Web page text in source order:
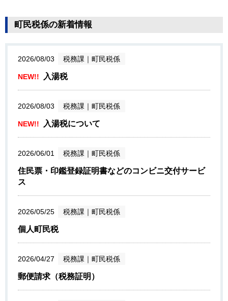
町民税係の新着情報
2026/08/03 税務課 ｜ 町民税係
NEW!! 入湯税
2026/08/03 税務課 ｜ 町民税係
NEW!! 入湯税について
2026/06/01 税務課 ｜ 町民税係
住民票・印鑑登録証明書などのコンビニ交付サービ
ス
2026/05/25 税務課 ｜ 町民税係
個人町民税
2026/04/27 税務課 ｜ 町民税係
郵便請求（税務証明）